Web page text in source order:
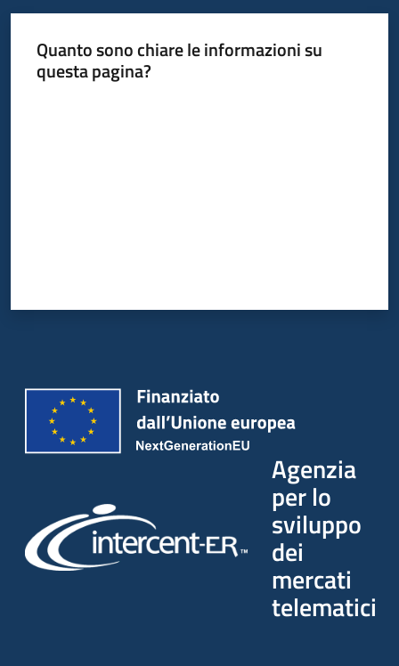
telematiche
Quanto sono chiare le informazioni su
questa pagina?
Agenzia
per lo
sviluppo
dei
mercati
telematici